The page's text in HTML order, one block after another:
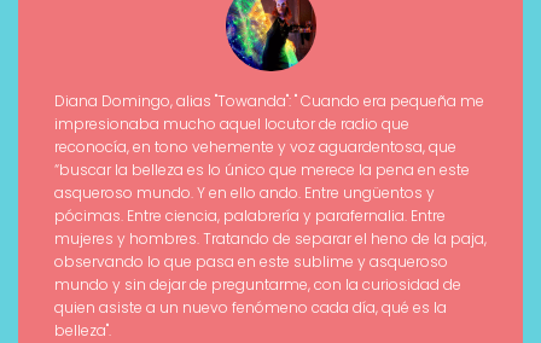
Diana Domingo, alias "Towanda": " Cuando era pequeña me
impresionaba mucho aquel locutor de radio que
reconocía, en tono vehemente y voz aguardentosa, que
“buscar la belleza es lo único que merece la pena en este
asqueroso mundo. Y en ello ando. Entre ungüentos y
pócimas. Entre ciencia, palabrería y parafernalia. Entre
mujeres y hombres. Tratando de separar el heno de la paja,
observando lo que pasa en este sublime y asqueroso
mundo y sin dejar de preguntarme, con la curiosidad de
quien asiste a un nuevo fenómeno cada día, qué es la
belleza".